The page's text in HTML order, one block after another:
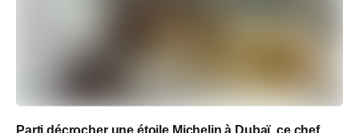
Parti décrocher une étoile Michelin à Dubaï, ce chef